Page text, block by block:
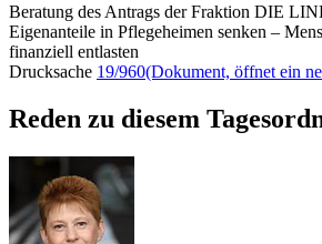
Beratung des Antrags der Fraktion DIE
Eigenanteile in Pflegeheimen senken –
finanziell entlasten
Drucksache 19/960(Dokument, öffnet ein
Reden zu diesem